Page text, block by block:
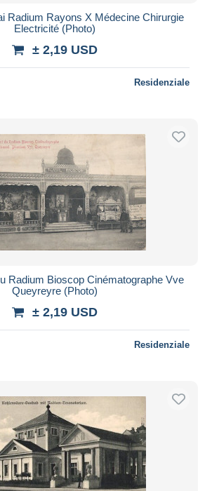
Radium Rayons X Médecine Chirurgie
Electricité (Photo)
± 2,19 USD
Residenziale
Radium Bioscop Cinématographe Vve
Queyreyre (Photo)
± 2,19 USD
Residenziale